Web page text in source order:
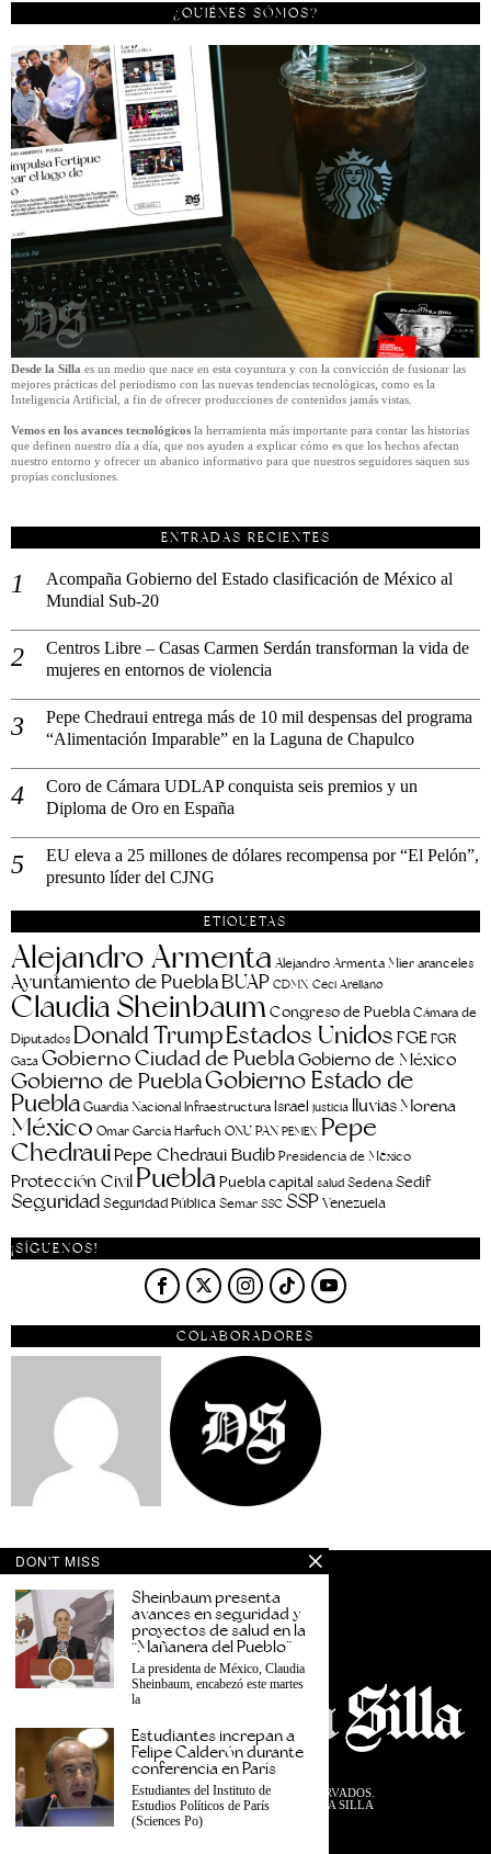
¿QUIÉNES SÓMOS?
Desde la Silla es un medio que nace en esta coyuntura y con la convicción de fusionar las
mejores prácticas del periodismo con las nuevas tendencias tecnológicas, como es la
Inteligencia Artificial, a fin de ofrecer producciones de contenidos jamás vistas.
Vemos en los avances tecnológicos la herramienta más importante para contar las historias
que definen nuestro día a día, que nos ayuden a explicar cómo es que los hechos afectan
nuestro entorno y ofrecer un abanico informativo para que nuestros seguidores saquen sus
propias conclusiones.
ENTRADAS RECIENTES
Acompaña Gobierno del Estado clasificación de México al
Mundial Sub-20
Centros Libre – Casas Carmen Serdán transforman la vida de
mujeres en entornos de violencia
Pepe Chedraui entrega más de 10 mil despensas del programa
“Alimentación Imparable” en la Laguna de Chapulco
Coro de Cámara UDLAP conquista seis premios y un
Diploma de Oro en España
EU eleva a 25 millones de dólares recompensa por “El Pelón”,
presunto líder del CJNG
ETIQUETAS
Alejandro Armenta Alejandro Armenta Mier aranceles
Ayuntamiento de PueblaBUAP CDMX Ceci Arellano
Claudia SheinbaumCongreso de Puebla Cámara de
Diputados Donald TrumpEstados Unidos FGEFGR
Gaza Gobierno Ciudad de PueblaGobierno de México
Gobierno de PueblaGobierno Estado de
PueblaGuardia Nacional Infraestructura Israel justicia lluviasMorena
México Omar García Harfuch ONU PAN PEMEX Pepe
ChedrauiPepe Chedraui BudibPresidencia de México
Protección Civil PueblaPuebla capital salud Sedena Sedif
SeguridadSeguridad Pública Semar SSC SSPVenezuela
¡SÍGUENOS!
COLABORADORES
2026TODOS LOS DERECHOS RESERVADOS.
DISEÑADO POR EL EQUIPO DESDE LA SILLA
PRIVACIDAD
DON'T MISS
Sheinbaum presenta
avances en seguridad y
proyectos de salud en la
“Mañanera del Pueblo”
La presidenta de México, Claudia
Sheinbaum, encabezó este martes
la
Estudiantes increpan a
Felipe Calderón durante
conferencia en París
Estudiantes del Instituto de
Estudios Políticos de París
(Sciences Po)